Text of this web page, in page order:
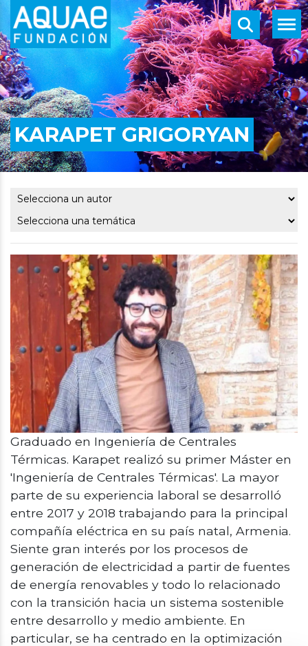
KARAPET GRIGORYAN
Graduado en Ingeniería de Centrales
Térmicas. Karapet realizó su primer Máster en
'Ingeniería de Centrales Térmicas'. La mayor
parte de su experiencia laboral se desarrolló
entre 2017 y 2018 trabajando para la principal
compañía eléctrica en su país natal, Armenia.
Siente gran interés por los procesos de
generación de electricidad a partir de fuentes
de energía renovables y todo lo relacionado
con la transición hacia un sistema sostenible
entre desarrollo y medio ambiente. En
particular, se ha centrado en la optimización